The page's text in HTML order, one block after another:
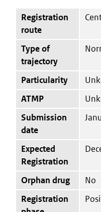
Registration
route
Type of
trajectory
Particularity
ATMP
Submission
date
Expected
Registration
Orphan drug
No
Registration